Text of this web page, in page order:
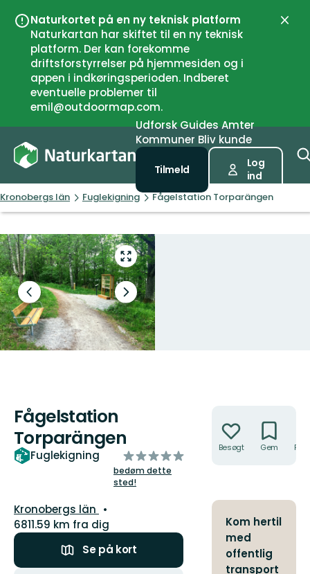
Naturkortet på en ny teknisk platform
Naturkartan har skiftet til en ny teknisk
platform. Der kan forekomme
driftsforstyrrelser på hjemmesiden og i
appen i indkøringsperioden. Indberet
eventuelle problemer til
emil@outdoormap.com.
Luk
UdforskGuidesAmter
Kommuner Bliv kunde
Tilmeld
Log
ind
Kronobergs län Fuglekigning Fågelstation Torparängen
Gå
til
fuld
skærm
Forrige
slide
Næste
slide
Fågelstation
Torparängen
Fuglekigning
ud
af
5
bedøm dette
sted!
Amt:
Kronobergs län
6811.59 km fra dig
Se på kort
Besøgt Gem
Kom hertil
med
offentlig
transport